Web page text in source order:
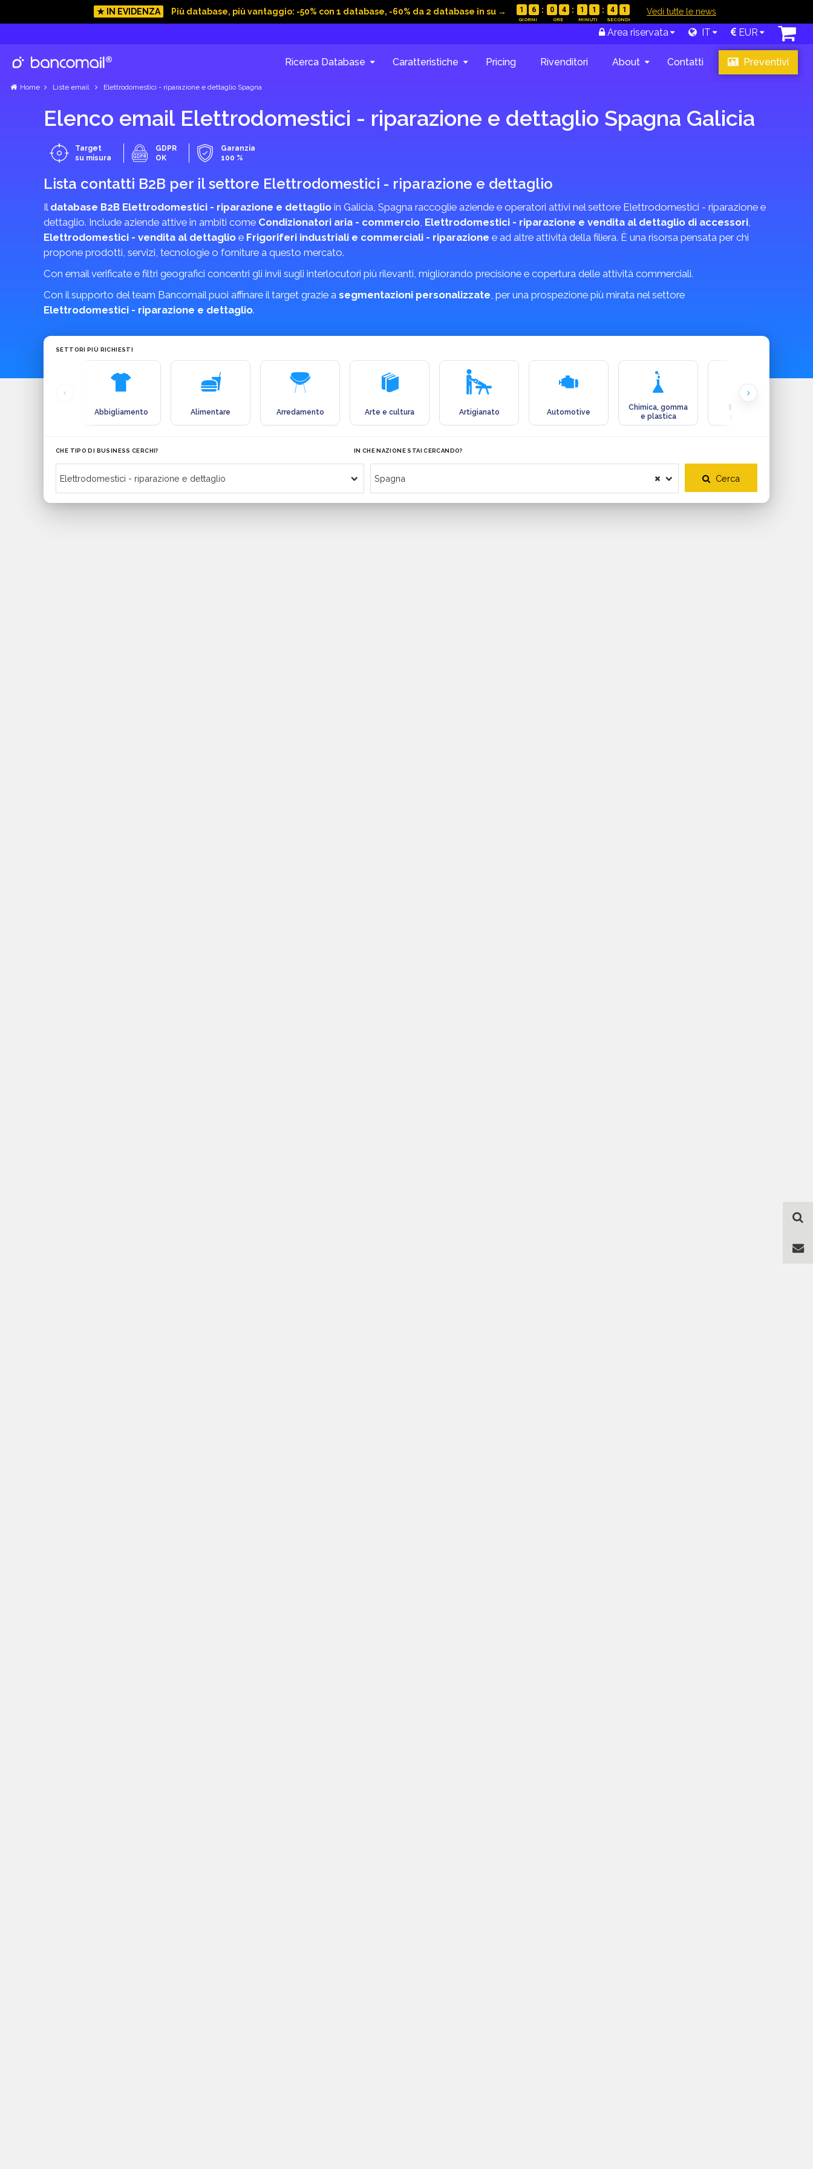
★ IN EVIDENZA Più database, più vantaggio: -50% con 1 database, -60% da 2 database in su → 1 6 0 4 1 1 4 0 Vedi tutte le news
Area riservata IT EUR
Ricerca Database Caratteristiche Pricing Rivenditori About Contatti Preventivi
Ordini, validazione e consegna sono sempre operative. Fino al23 agosto,
approfitta della promo online:-50% su 1 Database,-60% da 2 Database.
consegna sono sempre operative anche durante il periodo estivo. Non cumulabile con altre promozioni
Home Liste email Elettrodomestici - riparazione e dettaglio Spagna
Elenco email Elettrodomestici - riparazione e dettaglio Spagna Galicia
Target
su misura
GDPR
OK
Garanzia
100 %
Lista contatti B2B per il settore Elettrodomestici - riparazione e dettaglio
Il database B2B Elettrodomestici - riparazione e dettaglio in Galicia, Spagna raccoglie aziende e operatori attivi nel settore Elettrodomestici - riparazione e
dettaglio. Include aziende attive in ambiti come Condizionatori aria - commercio, Elettrodomestici - riparazione e vendita al dettaglio di accessori,
Elettrodomestici - vendita al dettaglio e Frigoriferi industriali e commerciali - riparazione e ad altre attività della filiera. È una risorsa pensata per chi
propone prodotti, servizi, tecnologie o forniture a questo mercato.
Con email verificate e filtri geografici concentri gli invii sugli interlocutori più rilevanti, migliorando precisione e copertura delle attività commerciali.
Con il supporto del team Bancomail puoi affinare il target grazie a segmentazioni personalizzate, per una prospezione più mirata nel settore
Elettrodomestici - riparazione e dettaglio.
SETTORI PIÙ RICHIESTI
Abbigliamento Alimentare Arredamento Arte e cultura Artigianato Automotive
Chimica, gomma
e plastica
Ecologia e
ambiente
CHE TIPO DI BUSINESS CERCHI? IN CHE NAZIONE STAI CERCANDO?
Cerca